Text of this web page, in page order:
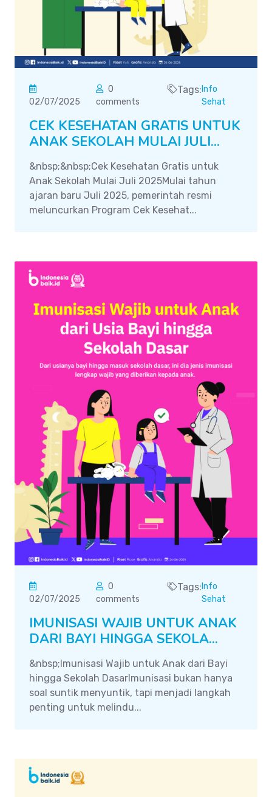
02/07/2025
0
comments
Tags:Info
Sehat
CEK KESEHATAN GRATIS UNTUK
ANAK SEKOLAH MULAI JULI...
&nbsp;&nbsp;Cek Kesehatan Gratis untuk
Anak Sekolah Mulai Juli 2025Mulai tahun
ajaran baru Juli 2025, pemerintah resmi
meluncurkan Program Cek Kesehat...
02/07/2025
0
comments
Tags:Info
Sehat
IMUNISASI WAJIB UNTUK ANAK
DARI BAYI HINGGA SEKOLA...
&nbsp;Imunisasi Wajib untuk Anak dari Bayi
hingga Sekolah DasarImunisasi bukan hanya
soal suntik menyuntik, tapi menjadi langkah
penting untuk melindu...